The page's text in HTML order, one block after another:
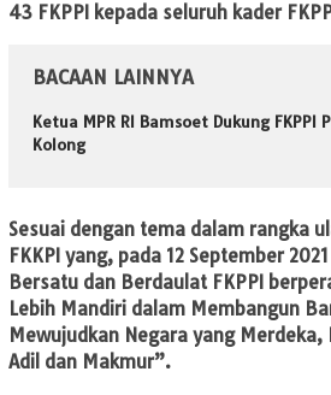
43 FKPPI kepada seluruh kader
BACAAN LAINNYA
Ketua MPR RI Bamsoet Dukung FKPPI
Kolong
Sesuai dengan tema dalam rangka
FKKPI yang, pada 12 September
Bersatu dan Berdaulat FKPPI
Lebih Mandiri dalam Membangun
Mewujudkan Negara yang
Adil dan Makmur”.